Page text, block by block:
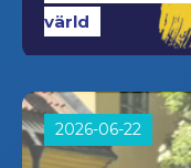
värld
2026-06-22